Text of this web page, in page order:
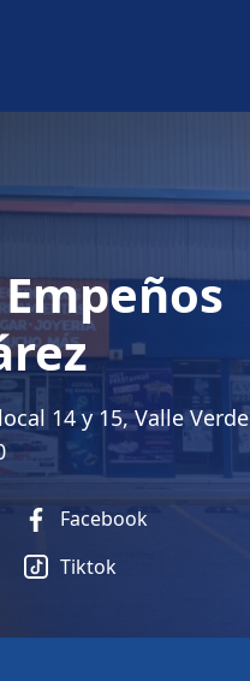
14 y 15, Valle Verde
Facebook
Tiktok